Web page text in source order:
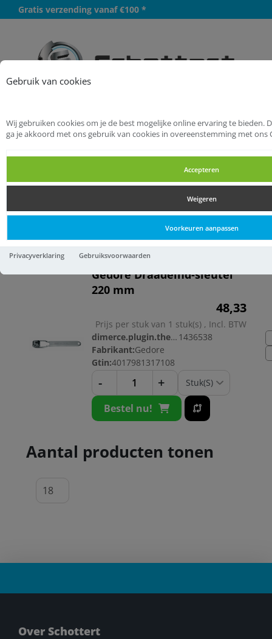
Gebruik van cookies
Wij gebruiken cookies om je de best mogelijke online ervaring te bieden.
ga je akkoord met ons gebruik van cookies in overeenstemming met ons
Accepteren
Weigeren
Voorkeuren aanpassen
Privacyverklaring Gebruiksvoorwaarden
Gratis verzending vanaf €100 *
Startpagina
Handgereedschappen
Sanitairgereedschappen
Montagegereedschappen
Montagegereedschappen
Gedore Draadeind-sleutel
220 mm
48,33
Prijs per stuk van 1 stuk(s) , Incl. BTW
dimerce.plugin.theme.productnr: 1436538
Fabrikant:Gedore
Gtin:4017981317108
- +
Bestel nu!
Aantal producten tonen
Over Schottert